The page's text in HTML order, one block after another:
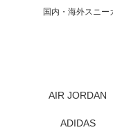
国内・海外スニー
AIR JORDAN
ADIDAS